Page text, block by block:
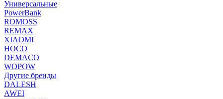
Универсальные
PowerBank
ROMOSS
REMAX
XIAOMI
HOCO
DEMACO
WOPOW
Другие бренды
DALESH
AWEI